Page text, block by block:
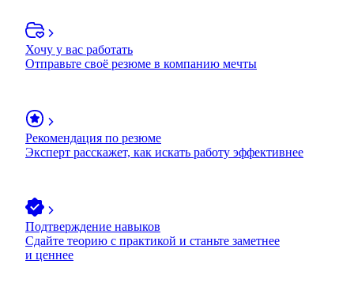
Хочу у вас работать
Отправьте своё резюме в компанию мечты
Рекомендация по резюме
Эксперт расскажет, как искать работу эффективнее
Подтверждение навыков
Сдайте теорию с практикой и станьте заметнее
и ценнее